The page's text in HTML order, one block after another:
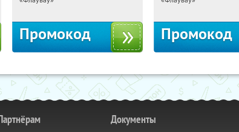
Промокод Промокод
Документы